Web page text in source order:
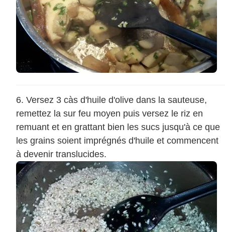
Versez 3 càs d'huile d'olive dans la sauteuse,
remettez la sur feu moyen puis versez le riz en
remuant et en grattant bien les sucs jusqu'à ce que
les grains soient imprégnés d'huile et commencent
à devenir translucides.